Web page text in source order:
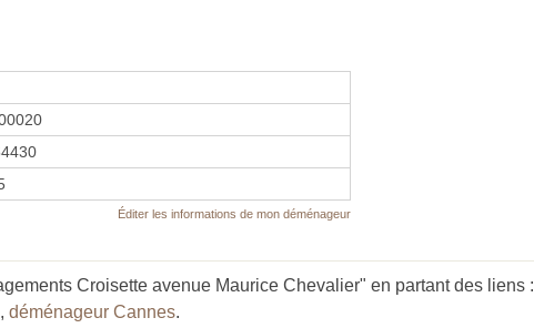
Éditer les informations de mon déménageur
Croisette avenue Maurice Chevalier" en partant des liens :
, déménageur Cannes.